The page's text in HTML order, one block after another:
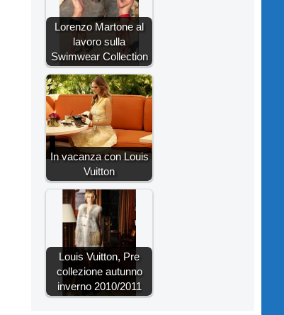
Lorenzo Martone al
lavoro sulla
Swimwear Collection
In vacanza con Louis
Vuitton
Louis Vuitton, Pre
collezione autunno
inverno 2010/2011